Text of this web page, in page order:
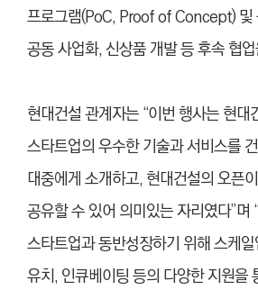
프로그램(PoC, Proof of Concept) 및
공동 사업화, 신상품 개발 등 후속 협
현대건설 관계자는 “이번 행사는 현대
스타트업의 우수한 기술과 서비스를
대중에게 소개하고, 현대건설의 오픈
공유할 수 있어 의미있는 자리였다”며
스타트업과 동반성장하기 위해 스케
유치, 인큐베이팅 등의 다양한 지원을